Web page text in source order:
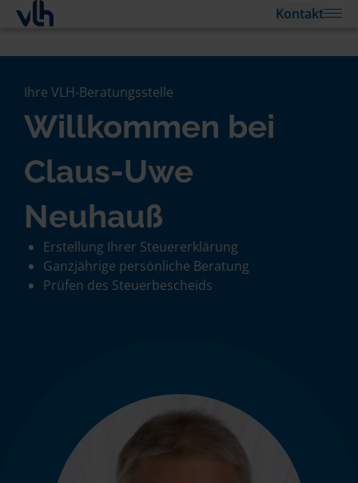
Kontakt
Ihre VLH-Beratungsstelle
Willkommen bei
Claus-Uwe
Neuhauß
Erstellung Ihrer Steuererklärung
Ganzjährige persönliche Beratung
Prüfen des Steuerbescheids